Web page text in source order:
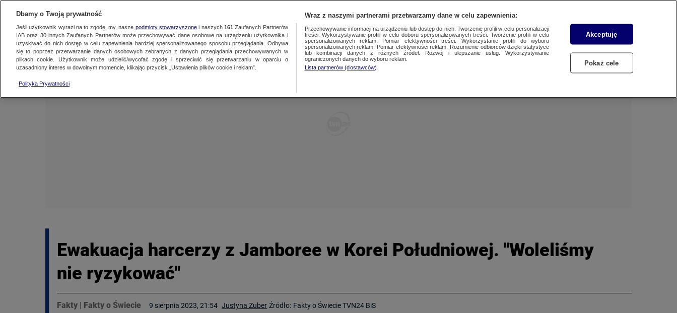
FAKTY PO FAKTACH FAKTY O ŚWIECIE
Dzień dobry!
ZALOGUJ SIĘ
Ewakuacja harcerzy z Jamboree w Korei Południowej. "Woleliśmy
nie ryzykować"
Fakty | Fakty o Świecie 9 sierpnia 2023, 21:54 Justyna Zuber Źródło: Fakty o Świecie TVN24 BiS
Dbamy o Twoją prywatność
Jeśli użytkownik wyrazi na to zgodę, my, nasze podmioty stowarzyszonei naszych 161 Zaufanych Partnerów
IAB oraz 30innych Zaufanych Partnerów może przechowywać dane osobowe na urządzeniu użytkownika i
uzyskiwać do nich dostęp w celu zapewnienia bardziej spersonalizowanego sposobu przeglądania. Odbywa
się to poprzez przetwarzanie danych osobowych zebranych z danych przeglądania przechowywanych w
plikach cookie. Użytkownik może udzielić/wycofać zgodę i sprzeciwić się przetwarzaniu w oparciu o
uzasadniony interes w dowolnym momencie, klikając przycisk „Ustawienia plików cookie i reklam”.
Polityka Prywatności
Wraz z naszymi partnerami przetwarzamy dane w celu zapewnienia:
Przechowywanie informacji na urządzeniu lub dostęp do nich. Tworzenie profili w celu personalizacji
treści. Wykorzystywanie profili w celu doboru spersonalizowanych treści. Tworzenie profili w celu
spersonalizowanych reklam. Pomiar efektywności treści. Wykorzystanie profili do wyboru
spersonalizowanych reklam. Pomiar efektywności reklam. Rozumienie odbiorców dzięki statystyce
lub kombinacji danych z różnych źródeł. Rozwój i ulepszanie usług. Wykorzystywanie
ograniczonych danych do wyboru reklam.
Lista partnerów (dostawców)
Akceptuję
Pokaż cele